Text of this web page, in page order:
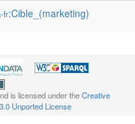
fr:Cible_(marketing)
is licensed under theCreative
Unported License